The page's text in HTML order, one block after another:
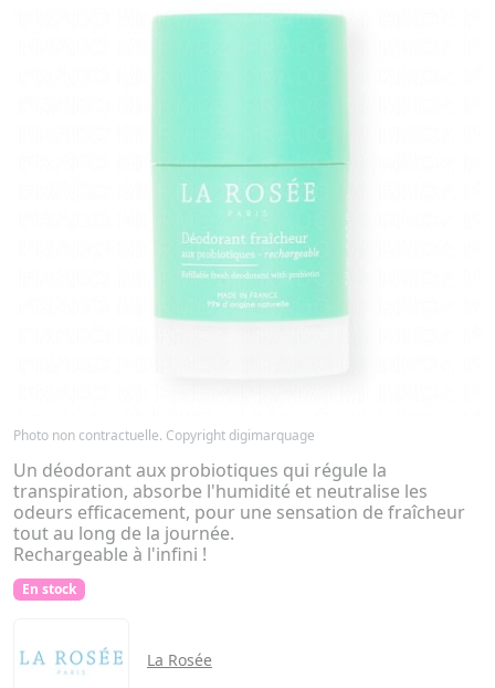
Photo non contractuelle. Copyright digimarquage
Un déodorant aux probiotiques qui régule la
transpiration, absorbe l'humidité et neutralise les
odeurs efficacement, pour une sensation de fraîcheur
tout au long de la journée.
Rechargeable à l'infini !
En stock
La Rosée